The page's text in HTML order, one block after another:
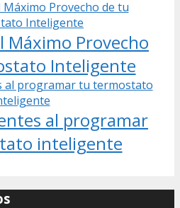
Máximo Provecho
Inteligente
al programar
inteligente